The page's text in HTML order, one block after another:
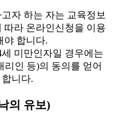
자 하는 자는 교육정보
따라 온라인신청을 이용
야 합니다.
미만인자일 경우에는
리인 등)의 동의를 얻어
니다.
의 유보)